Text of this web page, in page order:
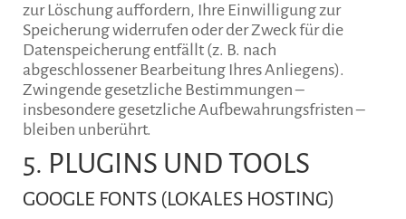
zur Löschung auffordern, Ihre Einwilligung zur
Speicherung widerrufen oder der Zweck für die
Datenspeicherung entfällt (z. B. nach
abgeschlossener Bearbeitung Ihres Anliegens).
Zwingende gesetzliche Bestimmungen –
insbesondere gesetzliche Aufbewahrungsfristen –
bleiben unberührt.
5. PLUGINS UND TOOLS
GOOGLE FONTS (LOKALES HOSTING)